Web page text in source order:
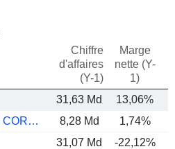
Chiffre
d'affaires
(Y-1)
Marge
nette (Y-
1)
31,63 Md 13,06%
NAN YA PLASTICS CORPORATION
8,28 Md 1,74%
31,07 Md -22,12%